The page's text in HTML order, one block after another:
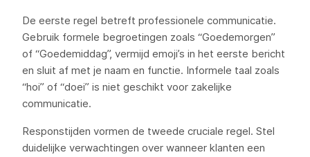
De eerste regel betreft professionele communicatie.
Gebruik formele begroetingen zoals “Goedemorgen”
of “Goedemiddag”, vermijd emoji’s in het eerste bericht
en sluit af met je naam en functie. Informele taal zoals
“hoi” of “doei” is niet geschikt voor zakelijke
communicatie.
Responstijden vormen de tweede cruciale regel. Stel
duidelijke verwachtingen over wanneer klanten een